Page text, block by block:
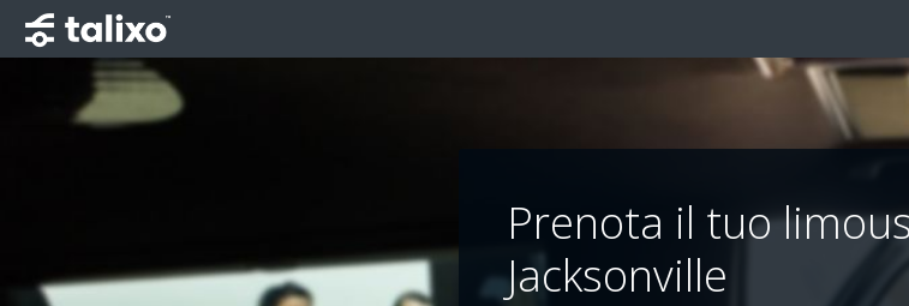
Prenota il tuo
Jacksonville